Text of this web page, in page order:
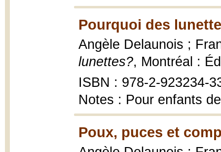
Pourquoi des
Angèle Delaunois ;
lunettes?, Montréal :
ISBN : 978-2-923234-
Notes : Pour enfants
Poux, puces et